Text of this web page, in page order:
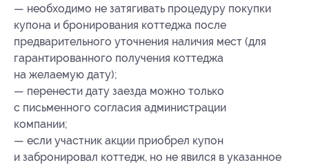
— необходимо не затягивать процедуру покупки
купона и бронирования коттеджа после
предварительного уточнения наличия мест (для
гарантированного получения коттеджа
на желаемую дату);
— перенести дату заезда можно только
с письменного согласия администрации
компании;
— если участник акции приобрел купон
и забронировал коттедж, но не явился в указанное